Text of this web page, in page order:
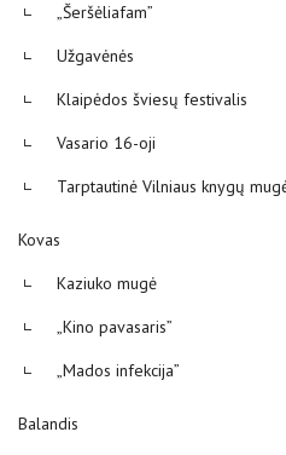
„Šeršėliafam”
Užgavėnės
Klaipėdos šviesų festivalis
Vasario 16-oji
Tarptautinė Vilniaus knygų
Kovas
Kaziuko mugė
„Kino pavasaris”
„Mados infekcija”
Balandis